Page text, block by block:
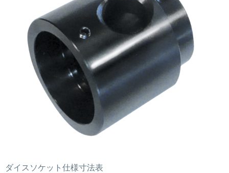
ダイスソケット仕様寸法表